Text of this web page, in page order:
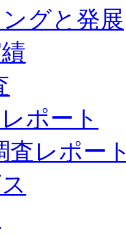
グと発展
ポート
査レポー